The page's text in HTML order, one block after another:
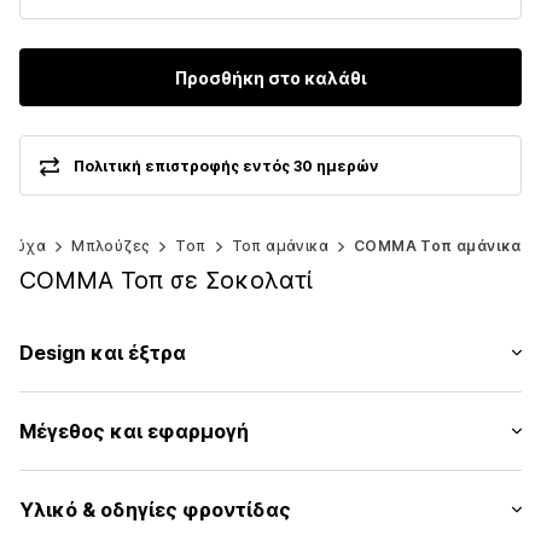
Προσθήκη στο καλάθι
Πολιτική επιστροφής εντός 30 ημερών
Μπλούζες Τοπ Τοπ αμάνικα COMMA Τοπ αμάνικα
COMMA Τοπ σε Σοκολατί
Design και έξτρα
Ζέρσεϊ
Κανονική τιράντα
Στρόγγυλη λαιμόκοψη
Γαζωμένο στρίφωμα/άκρη
Μέγεθος και εφαρμογή
Μήκος: Μήκος κανονικό
Υλικό & οδηγίες φροντίδας